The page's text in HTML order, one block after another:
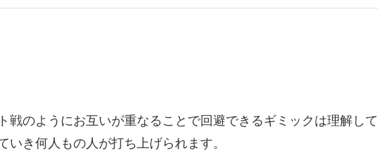
戦のようにお互いが重なることで回避できるギミックは理解して
いき何人もの人が打ち上げられます。